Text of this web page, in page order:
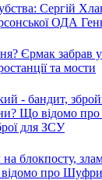
Сергій
ОДА
Єрмак забрав
та мости
- бандит,
Що відомо
для ЗСУ
на блокпосту,
про